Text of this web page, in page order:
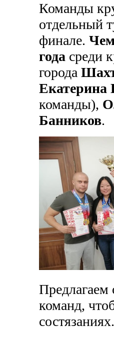
Команды
отдельный
финале.
года среди
города
Екатерина
команды),
Банников.
Предлагаем
команд,
состязаниях.